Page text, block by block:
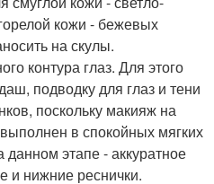
кожи - бежевых
на скулы.
контура глаз. Для этого
подводку для глаз и тени
поскольку макияж на
в спокойных мягких
этапе - аккуратное
и нижние реснички.